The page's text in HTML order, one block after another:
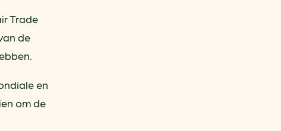
Trade
de
en
om de